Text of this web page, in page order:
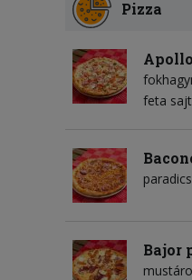
Pizza
feta sajt
Bajor